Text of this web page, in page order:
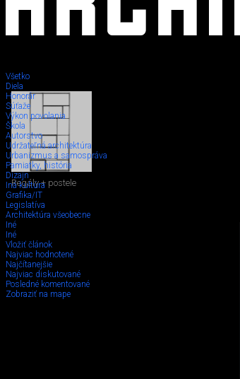
Všetko
Diela
Honorár
Súťaže
Výkon povolania
Škola
Autorstvo
Udržateľná architektúra
Urbanizmus a samospráva
Pamiatky, história
Dizajn
Iná kultúra
Grafika/IT
Legislatíva
Architektúra všeobecne
Iné
Iné
Vložiť článok
Najviac hodnotené
Najčítanejšie
Najviac diskutované
Posledné komentované
Zobraziť na mape
Regály + postele